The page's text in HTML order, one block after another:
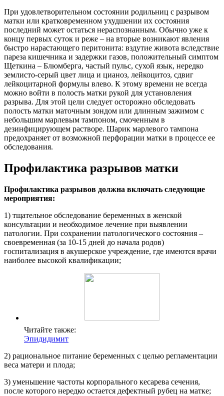
При удовлетворительном состоянии родильниц с разрывом
матки или кратковременном ухудшении их состояния
последний может остаться нераспознанным. Обычно уже к
концу первых суток и реже – на вторые возникают явления
быстро нарастающего перитонита: вздутие живота вследствие
пареза кишечника и задержки газов, положительный симптом
Щеткина – Блюмберга, частый пульс, сухой язык, нередко
землисто-серый цвет лица и цианоз, лейкоцитоз, сдвиг
лейкоцитарной формулы влево. К этому времени не всегда
можно войти в полость матки рукой для установления
разрыва. Для этой цели следует осторожно обследовать
полость матки маточным зондом или длинным зажимом с
небольшим марлевым тампоном, смоченным в
дезинфицирующем растворе. Шарик марлевого тампона
предохраняет от возможной перфорации матки в процессе ее
обследования.
Профилактика разрывов матки
Профилактика разрывов должна включать следующие
мероприятия:
1) тщательное обследование беременных в женской
консультации и необходимое лечение при выявлении
патологии. При сохранении патологического состояния –
своевременная (за 10-15 дней до начала родов)
госпитализация в акушерское учреждение, где имеются врачи
наиболее высокой квалификации;
Читайте также:
Эпидидимит
2) рациональное питание беременных с целью регламентации
веса матери и плода;
3) уменьшение частоты корпорального кесарева сечения,
после которого нередко остается дефектный рубец на матке;